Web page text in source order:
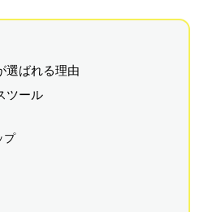
選ばれる理由
ツール
プ